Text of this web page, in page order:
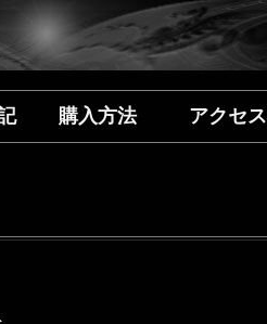
購入方法 アクセス